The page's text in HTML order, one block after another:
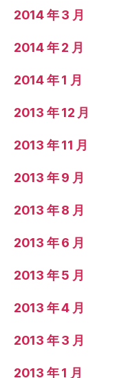
2014 年 3 月
2014 年 2 月
2014 年 1 月
2013 年 12 月
2013 年 11 月
2013 年 9 月
2013 年 8 月
2013 年 6 月
2013 年 5 月
2013 年 4 月
2013 年 3 月
2013 年 1 月